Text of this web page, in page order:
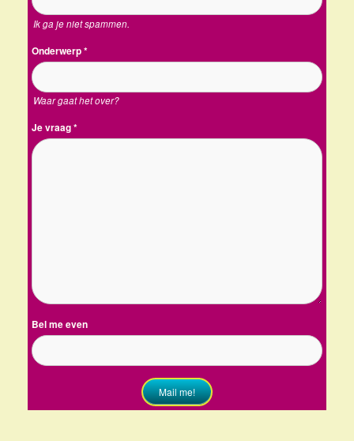
Ik ga je niet spammen.
Onderwerp*
Waar gaat het over?
Je vraag*
Bel me even
Mail me!